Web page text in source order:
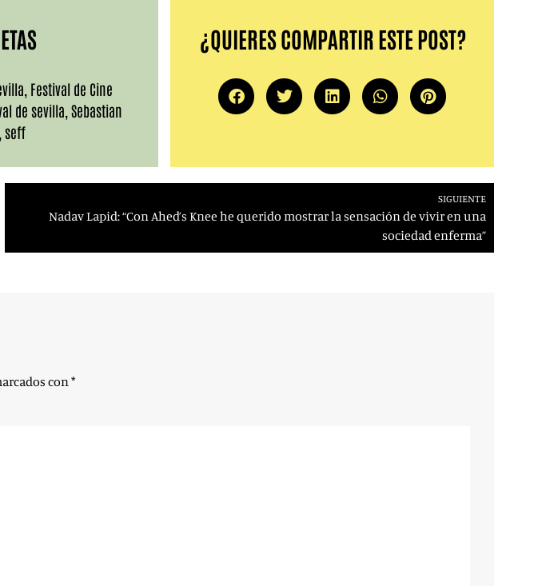
Festival de Cine
de sevilla Sebastian
seff
¿QUIERES COMPARTIR ESTE POST?
SIGUIENTE
Nadav Lapid: “Con Ahed’s Knee he querido mostrar la sensación de vivir en una
sociedad enferma”
con*